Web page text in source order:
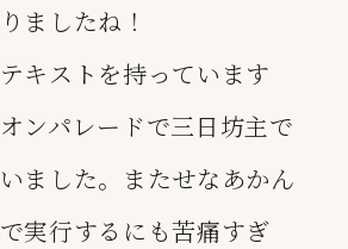
ましたね！
キストを持っています
ンパレードで三日坊主で
ました。またせなあかん
実行するにも苦痛すぎ